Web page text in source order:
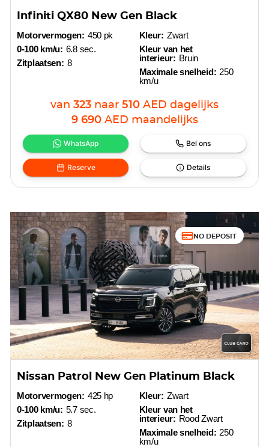
Infiniti QX80 New Gen Black
Motorvermogen: 450 pk
0-100 km/u: 6.8 sec.
Zitplaatsen: 8
Kleur: Zwart
Kleur van het
interieur: Bruin
Maximale snelheid: 250
km/u
van 323 naar 510 AED dagelijks
9 690 AED maandelijks
WhatsApp Bel ons
Reserve Details
NO DEPOSIT
Nissan Patrol New Gen Platinum Black
Motorvermogen: 425 hp
0-100 km/u: 5.7 sec.
Zitplaatsen: 8
Kleur: Zwart
Kleur van het
interieur: Rood Zwart
Maximale snelheid: 250
km/u